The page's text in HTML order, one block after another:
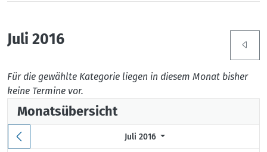
Juli 2016
Für die gewählte Kategorie liegen in diesem Monat bisher
keine Termine vor.
Monatsübersicht
Juli 2016